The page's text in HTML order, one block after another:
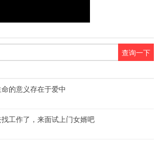
的意义存在于爱中
工作了，来面试上门女婿吧